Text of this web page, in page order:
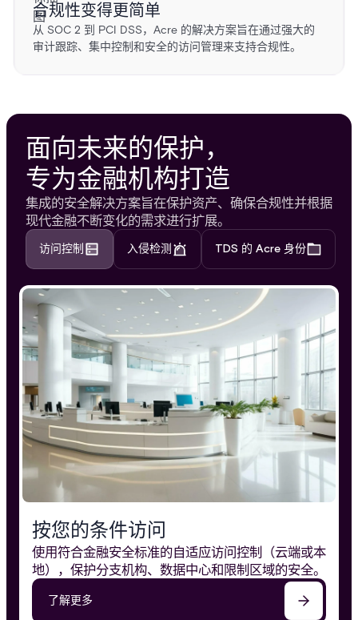
合规性变得更简单
从 SOC 2 到 PCI DSS，Acre 的解决方案旨在通过强大的
审计跟踪、集中控制和安全的访问管理来支持合规性。
面向未来的保护，
专为金融机构打造
集成的安全解决方案旨在保护资产、确保合规性并根据
现代金融不断变化的需求进行扩展。
访问控制 入侵检测 TDS 的 Acre 身份
按您的条件访问
使用符合金融安全标准的自适应访问控制（云端或本
地），保护分支机构、数据中心和限制区域的安全。
了解更多